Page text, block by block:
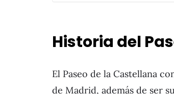
Historia del
El Paseo de la Castellana
de Madrid, además de ser su